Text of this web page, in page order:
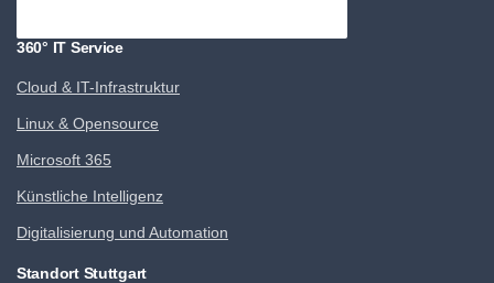
360° IT Service
Cloud & IT-Infrastruktur
Linux & Opensource
Microsoft 365
Künstliche Intelligenz
Digitalisierung und Automation
Standort Stuttgart